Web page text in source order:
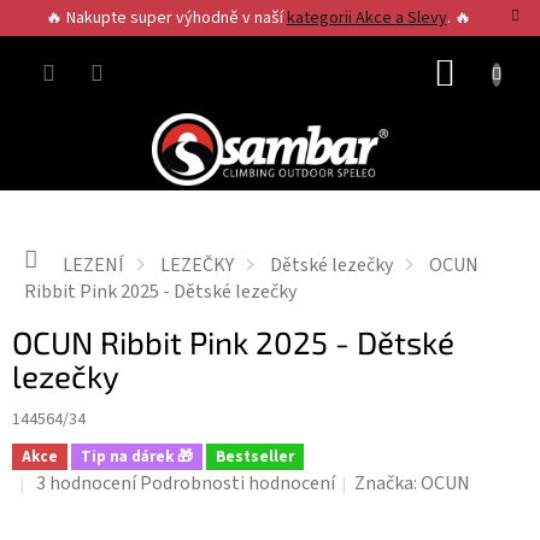
na
obsah
🔥 Nakupte super výhodně v našíkategorii Akce a Slevy. 🔥
Domů
LEZENÍ LEZEČKY Dětské lezečky
OCUN
Ribbit Pink 2025 - Dětské lezečky
OCUN Ribbit Pink 2025 - Dětské
lezečky
144564/34
Akce Tip na dárek 🎁 Bestseller
Průměrné
3 hodnocení Podrobnosti hodnocení Značka:OCUN